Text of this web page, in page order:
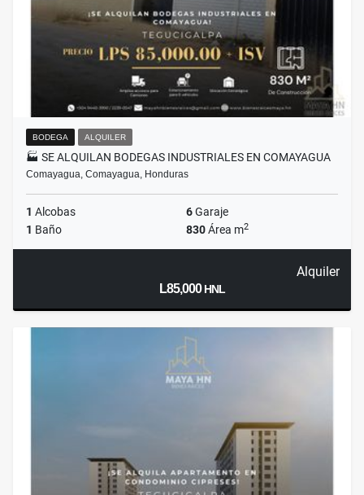
BODEGA ALQUILER
🏭 SE ALQUILAN BODEGAS INDUSTRIALES EN COMAYAGUA
Comayagua, Comayagua, Honduras
1 Alcobas 6Garaje
1 Baño 830Área m2
Alquiler
L85,000HNL